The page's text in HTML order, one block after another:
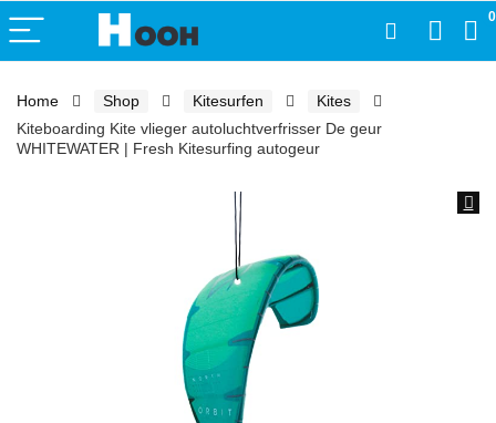
0
Home Shop Kitesurfen
Kites
Kiteboarding Kite vlieger autoluchtverfrisser De geur
WHITEWATER | Fresh Kitesurfing autogeur